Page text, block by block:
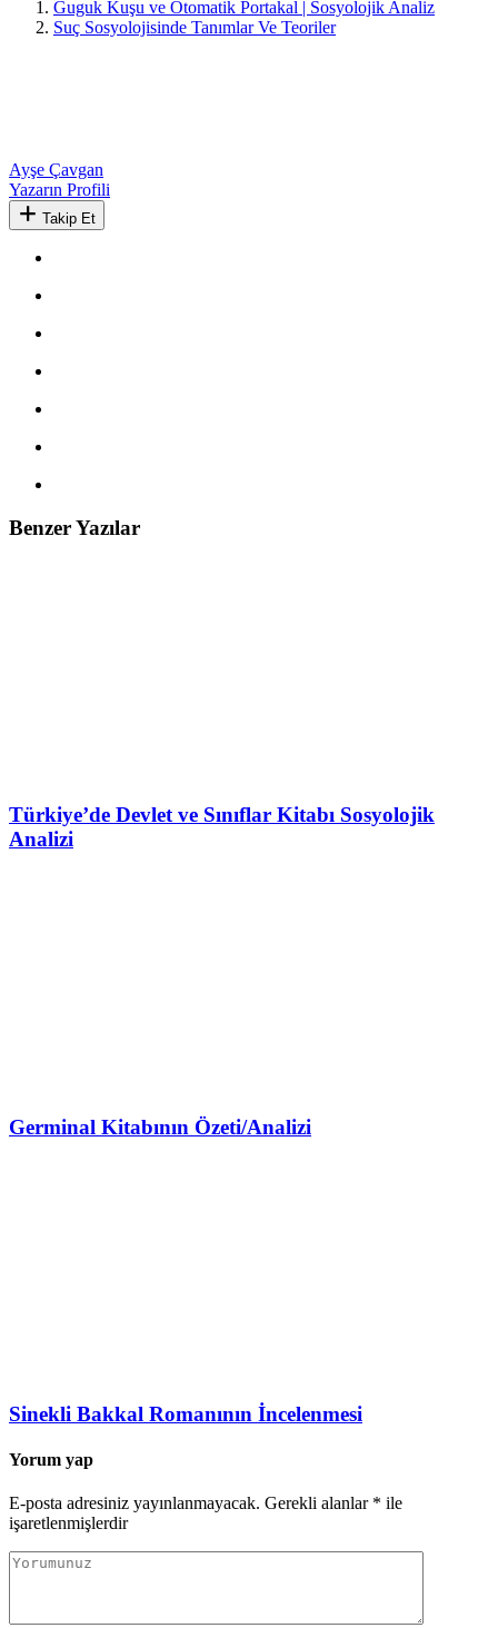
Guguk Kuşu ve Otomatik Portakal | Sosyolojik Analiz
Suç Sosyolojisinde Tanımlar Ve Teoriler
Ayşe Çavgan
Yazarın Profili
Takip Et
Benzer Yazılar
Türkiye’de Devlet ve Sınıflar Kitabı Sosyolojik
Analizi
Germinal Kitabının Özeti/Analizi
Sinekli Bakkal Romanının İncelenmesi
Yorum yap
E-posta adresiniz yayınlanmayacak. Gerekli alanlar * ile
işaretlenmişlerdir